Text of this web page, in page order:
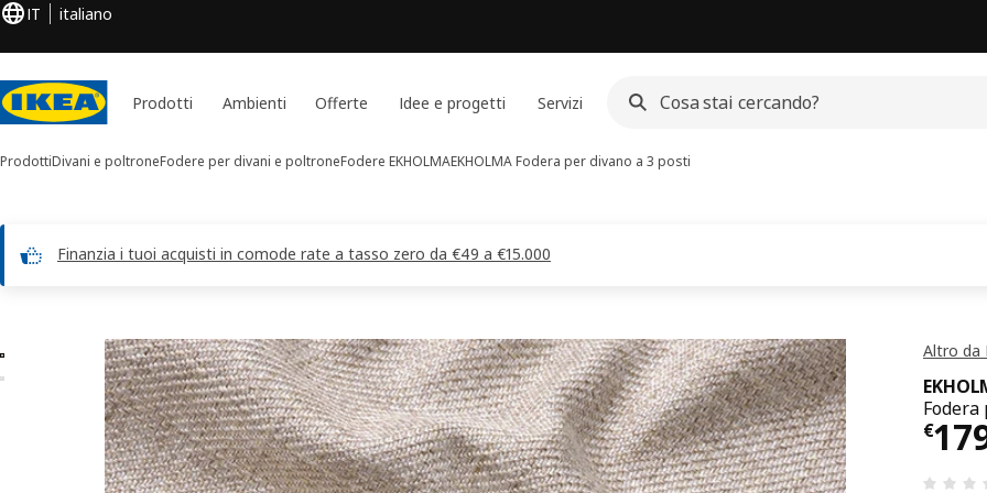
IT italiano
Prodotti Ambienti Offerte Idee e progetti Servizi
ProdottiDivani e poltroneFodere per divani e poltroneFodere EKHOLMAEKHOLMAFodera per divano a 3 posti
Finanzia i tuoi acquisti in comode rate a tasso zero da €49 a €15.000
Immagini di 2 EKHOLMA
immagini Altro da
€